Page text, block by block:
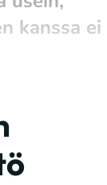
kanssa ei